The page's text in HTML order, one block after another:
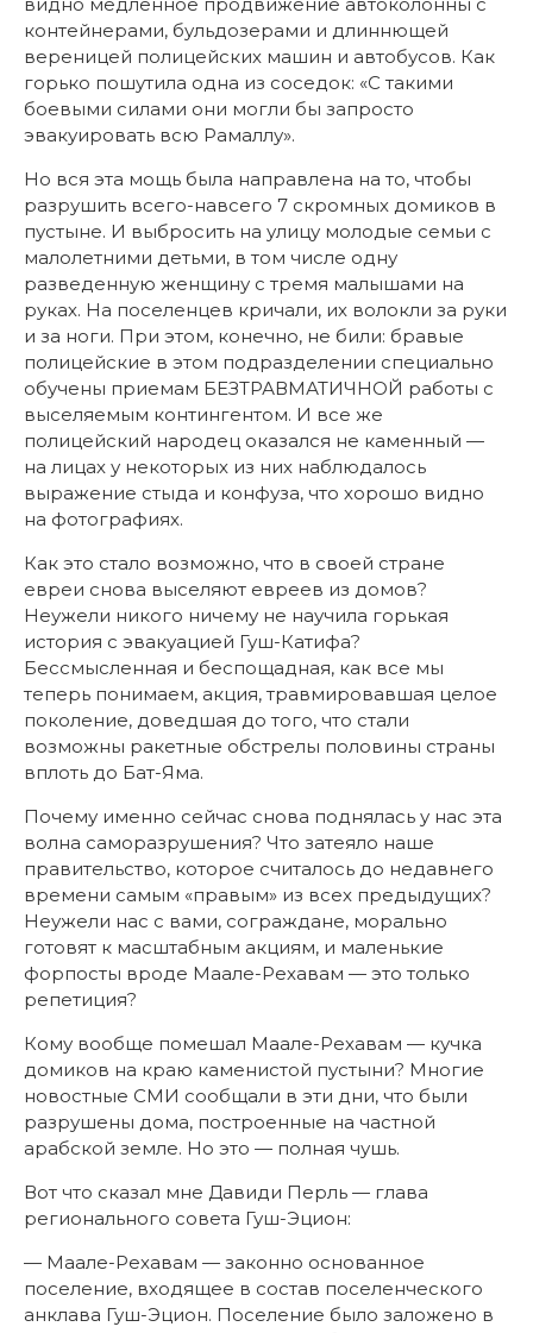
контейнерами, бульдозерами и длиннющей
вереницей полицейских машин и автобусов. Как
горько пошутила одна из соседок: «С такими
боевыми силами они могли бы запросто
эвакуировать всю Рамаллу».
Но вся эта мощь была направлена на то, чтобы
разрушить всего-навсего 7 скромных домиков в
пустыне. И выбросить на улицу молодые семьи с
малолетними детьми, в том числе одну
разведенную женщину с тремя малышами на
руках. На поселенцев кричали, их волокли за руки
и за ноги. При этом, конечно, не били: бравые
полицейские в этом подразделении специально
обучены приемам БЕЗТРАВМАТИЧНОЙ работы с
выселяемым контингентом. И все же
полицейский народец оказался не каменный —
на лицах у некоторых из них наблюдалось
выражение стыда и конфуза, что хорошо видно
на фотографиях.
Как это стало возможно, что в своей стране
евреи снова выселяют евреев из домов?
Неужели никого ничему не научила горькая
история с эвакуацией Гуш-Катифа?
Бессмысленная и беспощадная, как все мы
теперь понимаем, акция, травмировавшая целое
поколение, доведшая до того, что стали
возможны ракетные обстрелы половины страны
вплоть до Бат-Яма.
Почему именно сейчас снова поднялась у нас эта
волна саморазрушения? Что затеяло наше
правительство, которое считалось до недавнего
времени самым «правым» из всех предыдущих?
Неужели нас с вами, сограждане, морально
готовят к масштабным акциям, и маленькие
форпосты вроде Маале-Рехавам — это только
репетиция?
Кому вообще помешал Маале-Рехавам — кучка
домиков на краю каменистой пустыни? Многие
новостные СМИ сообщали в эти дни, что были
разрушены дома, построенные на частной
арабской земле. Но это — полная чушь.
Вот что сказал мне Давиди Перль — глава
регионального совета Гуш-Эцион:
— Маале-Рехавам — законно основанное
поселение, входящее в состав поселенческого
анклава Гуш-Эцион. Поселение было заложено в